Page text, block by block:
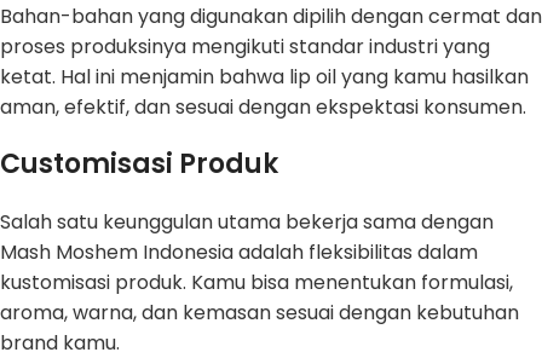
Bahan-bahan yang digunakan dipilih dengan cermat dan
proses produksinya mengikuti standar industri yang
ketat. Hal ini menjamin bahwa lip oil yang kamu hasilkan
aman, efektif, dan sesuai dengan ekspektasi konsumen.
Customisasi Produk
Salah satu keunggulan utama bekerja sama dengan
Mash Moshem Indonesia adalah fleksibilitas dalam
kustomisasi produk. Kamu bisa menentukan formulasi,
aroma, warna, dan kemasan sesuai dengan kebutuhan
brand kamu.